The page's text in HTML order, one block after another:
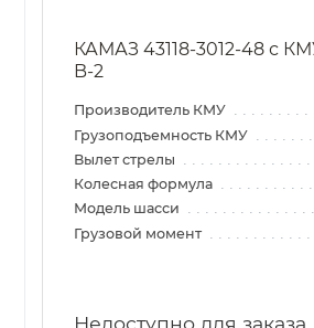
КАМАЗ 43118-3012-48 с
B-2
Производитель КМУ
Грузоподъемность КМУ
Вылет стрелы
Колесная формула
Модель шасси
Грузовой момент